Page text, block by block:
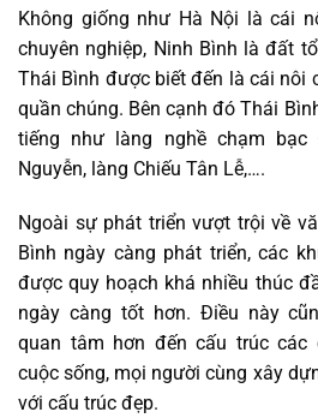
Không giống như Hà Nội là cái
chuyên nghiệp, Ninh Bình là đất
Thái Bình được biết đến là cái nôi
quần chúng. Bên cạnh đó Thái
tiếng như làng nghề chạm bạc
Nguyễn, làng Chiếu Tân Lễ,….
Ngoài sự phát triển vượt trội về
Bình ngày càng phát triển, các
được quy hoạch khá nhiều thúc
ngày càng tốt hơn. Điều này
quan tâm hơn đến cấu trúc các
cuộc sống, mọi người cùng xây
với cấu trúc đẹp.